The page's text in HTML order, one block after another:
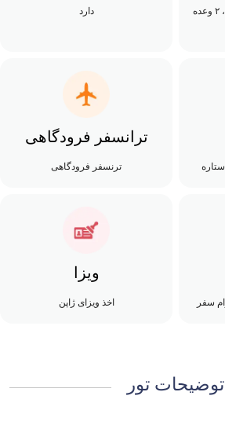
۶ وعده غذایی (۴ وعده صبحانه، ۲ وعده
دارد
ترانسفر فرودگاهی
ترنسفر فرودگاهی
ویزا
اخذ ویزای ژاپن
توضیحات تور